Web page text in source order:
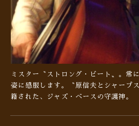
ミスター〝ストロング・ビート〟。常
姿に感服します。〝原信夫とシャープ
籍された、ジャズ・ベースの守護神。